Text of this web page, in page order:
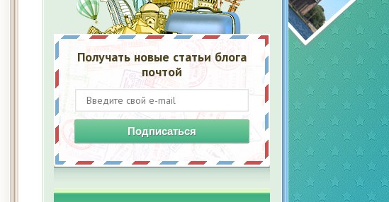
Получать новые статьи блога
почтой
Подписаться